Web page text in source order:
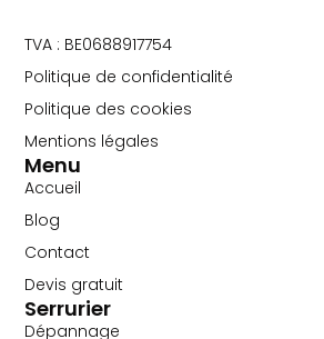
TVA : BE0688917754
Politique de confidentialité
Politique des cookies
Mentions légales
Menu
Accueil
Blog
Contact
Devis gratuit
Serrurier
Dépannage